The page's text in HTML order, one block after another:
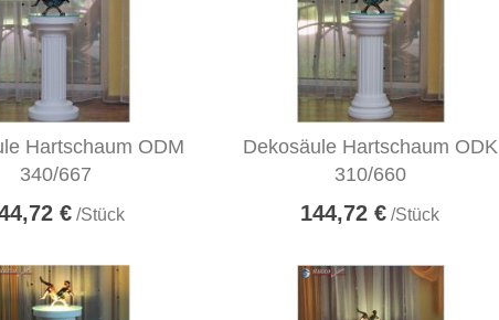
Hartschaum ODM
340/667
€ /Stück
Dekosäule Hartschaum ODK
310/660
144,72 € /Stück